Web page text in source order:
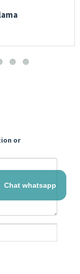
or
Chat whatsapp